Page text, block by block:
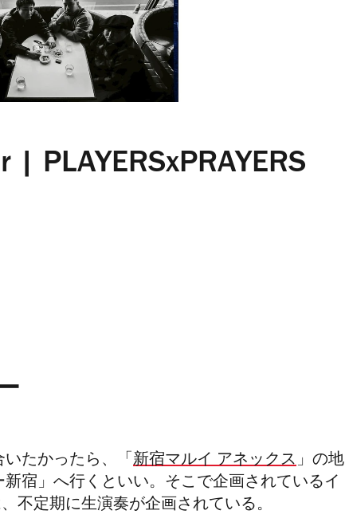
PLAYERSxPRAYERS
たかったら、「 新宿マルイ アネックス」の地
宿」へ行くといい。そこで企画されているイ
不定期に生演奏が企画されている。